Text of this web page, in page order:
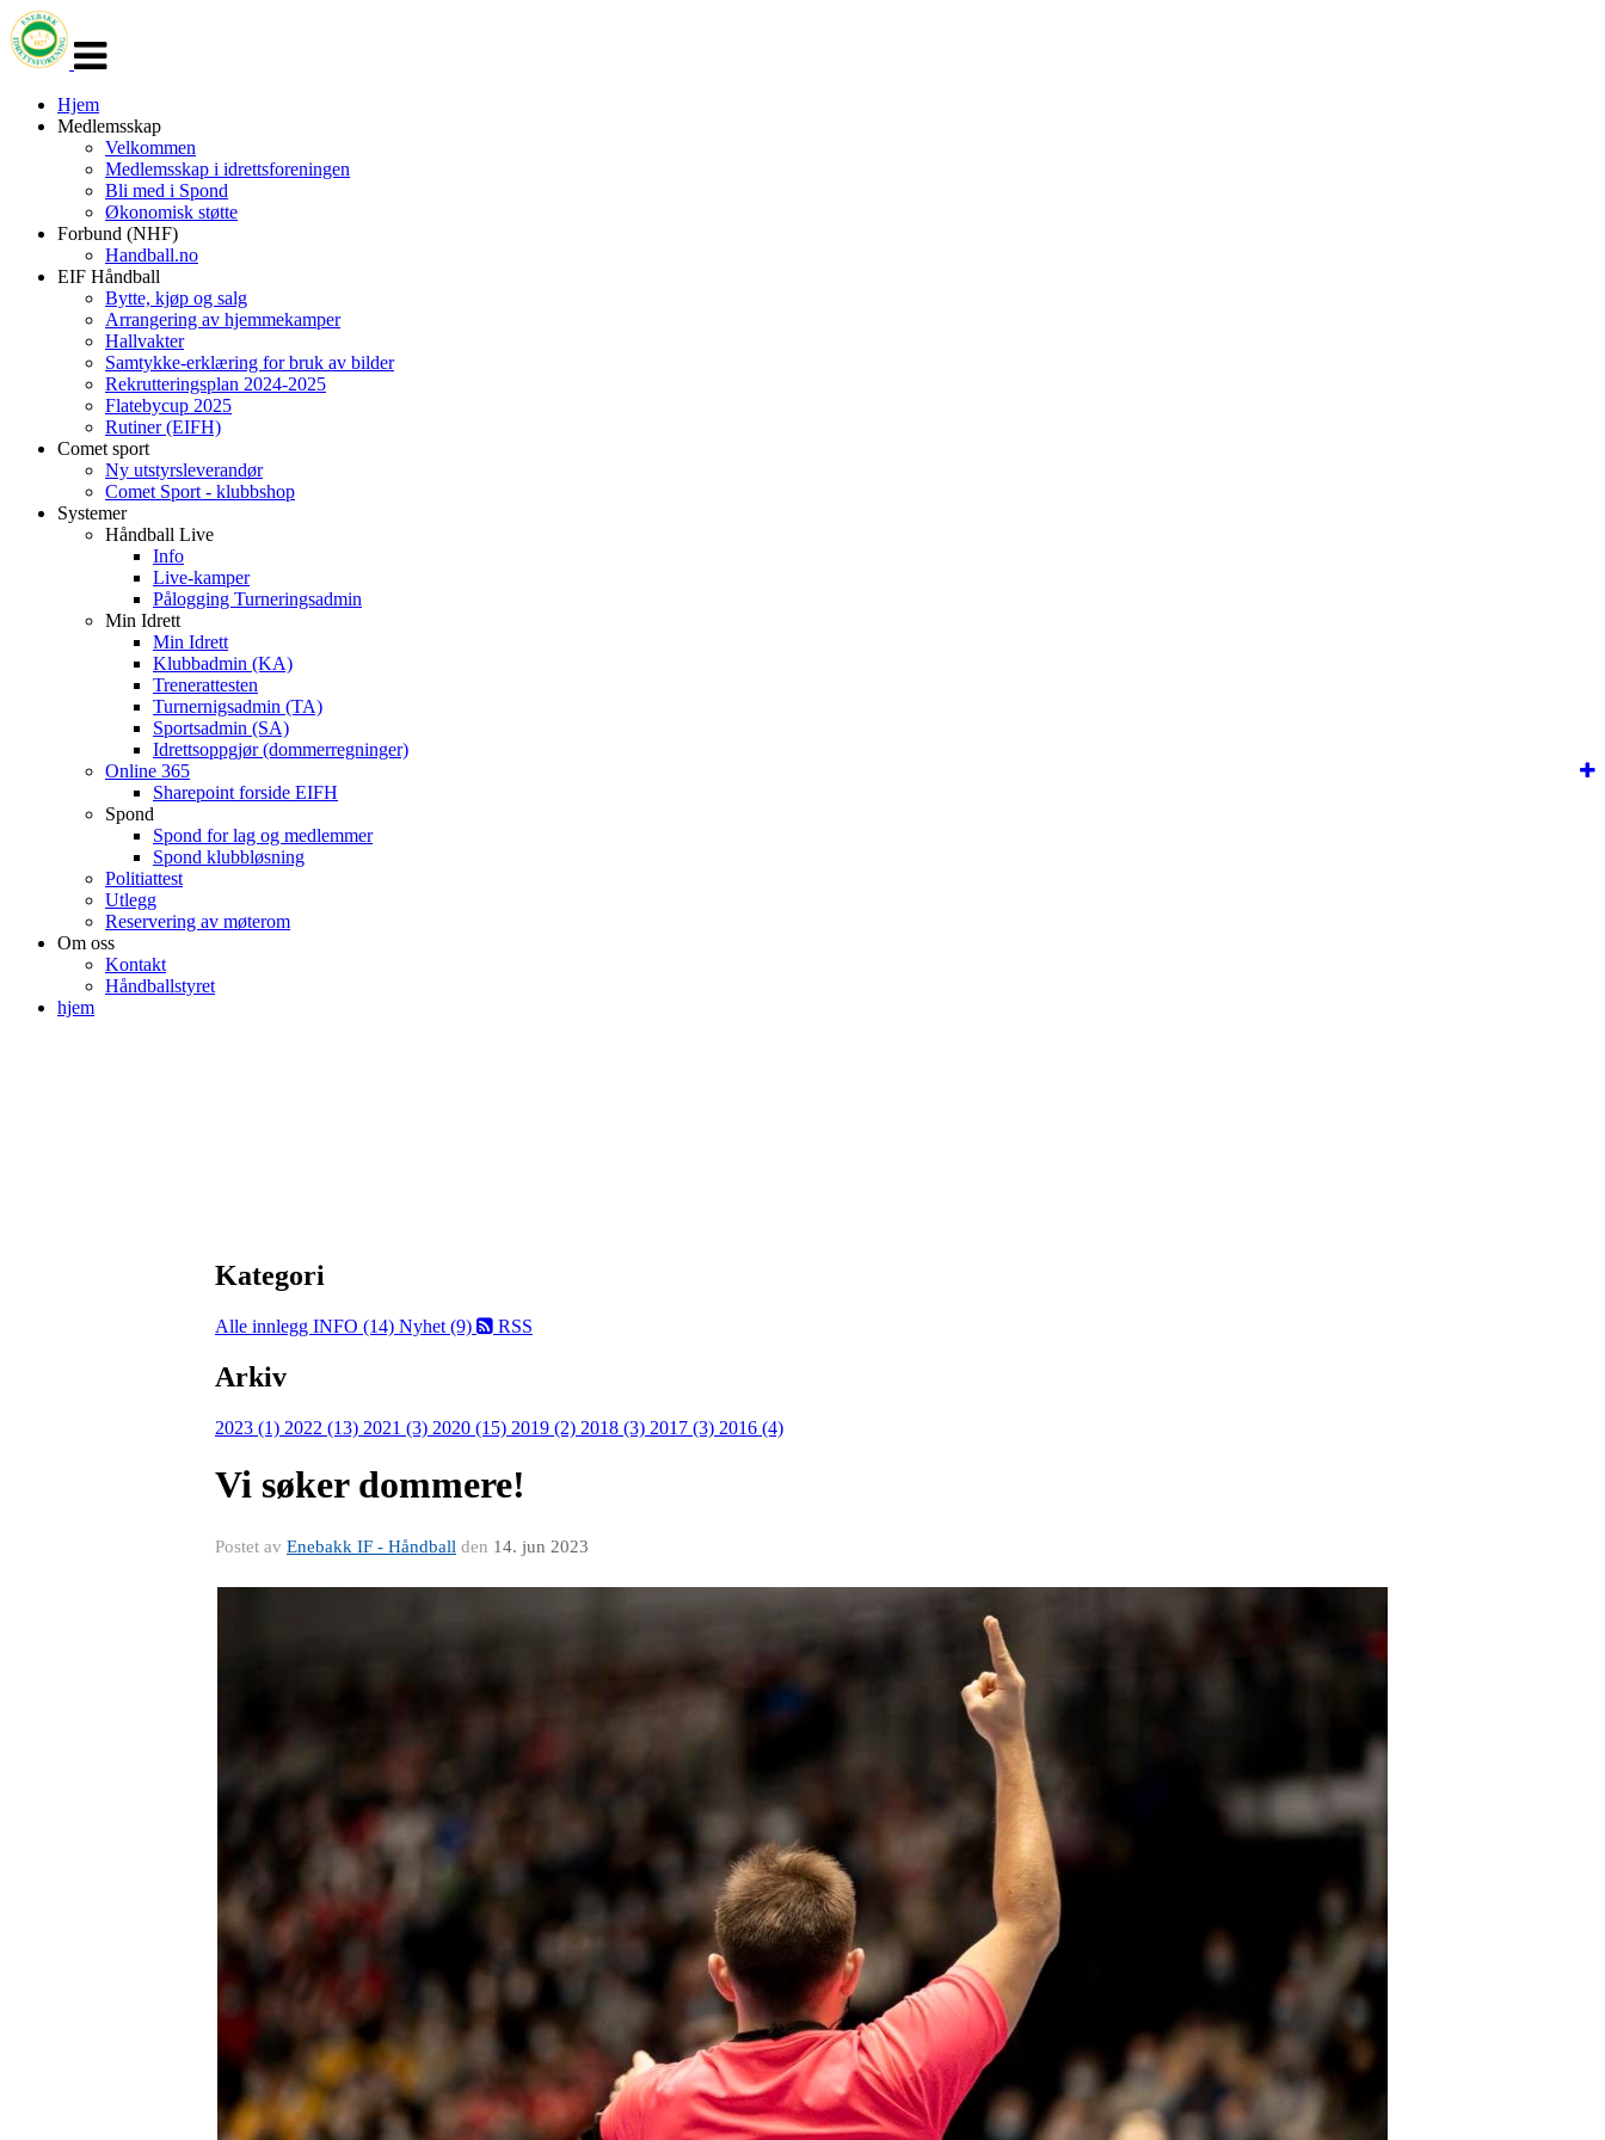
navigasjon
Hjem
Medlemsskap
Velkommen
Medlemsskap i idrettsforeningen
Bli med i Spond
Økonomisk støtte
Forbund (NHF)
Handball.no
EIF Håndball
Bytte, kjøp og salg
Arrangering av hjemmekamper
Hallvakter
Samtykke-erklæring for bruk av bilder
Rekrutteringsplan 2024-2025
Flatebycup 2025
Rutiner (EIFH)
Comet sport
Ny utstyrsleverandør
Comet Sport - klubbshop
Systemer
Håndball Live
Info
Live-kamper
Pålogging Turneringsadmin
Min Idrett
Min Idrett
Klubbadmin (KA)
Trenerattesten
Turnernigsadmin (TA)
Sportsadmin (SA)
Idrettsoppgjør (dommerregninger)
Online 365
Sharepoint forside EIFH
Spond
Spond for lag og medlemmer
Spond klubbløsning
Politiattest
Utlegg
Reservering av møterom
Om oss
Kontakt
Håndballstyret
hjem
Kategori
Alle innlegg INFO (14) Nyhet (9) RSS
Arkiv
2023 (1) 2022 (13) 2021 (3) 2020 (15) 2019 (2) 2018 (3) 2017 (3) 2016 (4)
Vi søker dommere!
Postet av Enebakk IF - Håndball den 14. jun 2023